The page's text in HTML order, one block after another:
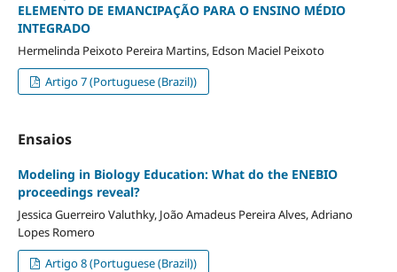
ELEMENTO DE EMANCIPAÇÃO PARA O ENSINO MÉDIO
INTEGRADO
Hermelinda Peixoto Pereira Martins, Edson Maciel Peixoto
Artigo 7 (Portuguese (Brazil))
Ensaios
Modeling in Biology Education: What do the ENEBIO
proceedings reveal?
Jessica Guerreiro Valuthky, João Amadeus Pereira Alves, Adriano
Lopes Romero
Artigo 8 (Portuguese (Brazil))